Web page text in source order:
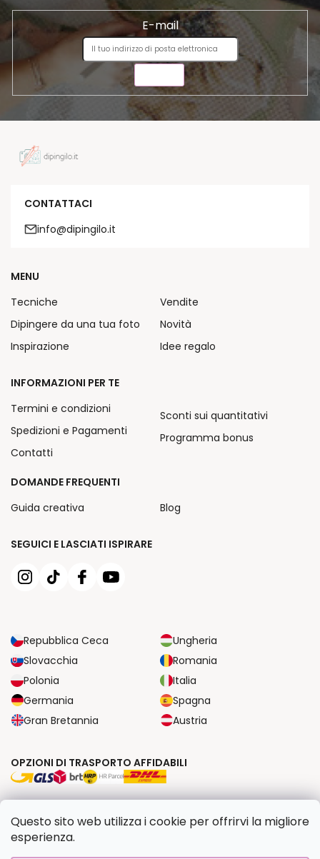
Questo sito web utilizza i cookie per offrirvi la migliore
esperienza.
E-mail
CONTATTACI
info@dipingilo.it
SEGUICI E LASCIATI ISPIRARE
Repubblica Ceca
Ungheria
Slovacchia
Romania
Polonia
Italia
Germania
Spagna
Gran Bretannia
Austria
MENU
Tecniche
Dipingere da una tua foto
Inspirazione
Vendite
Novità
Idee regalo
INFORMAZIONI PER TE
Termini e condizioni
Spedizioni e Pagamenti
Contatti
Sconti sui quantitativi
Programma bonus
DOMANDE FREQUENTI
Guida creativa
Blog
OPZIONI DI TRASPORTO AFFIDABILI